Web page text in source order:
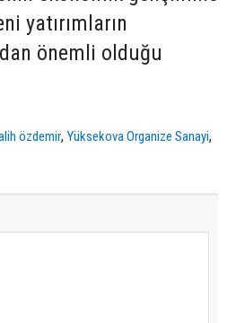
yatırımların
önemli olduğu
özdemir,Yüksekova Organize Sanayi,